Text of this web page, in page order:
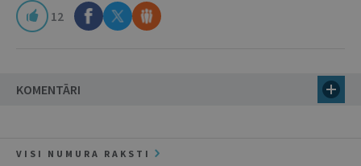
12
KOMENTĀRI
VISI NUMURA RAKSTI